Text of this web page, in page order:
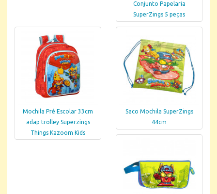
Conjunto Papelaria
SuperZings 5 peças
Mochila Pré Escolar 33cm
adap trolley Superzings
Things Kazoom Kids
Saco Mochila SuperZings
44cm